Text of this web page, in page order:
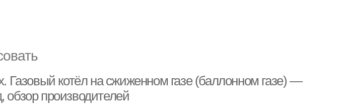
Газовый котёл на сжиженном газе (баллонном газе) —
обзор производителей